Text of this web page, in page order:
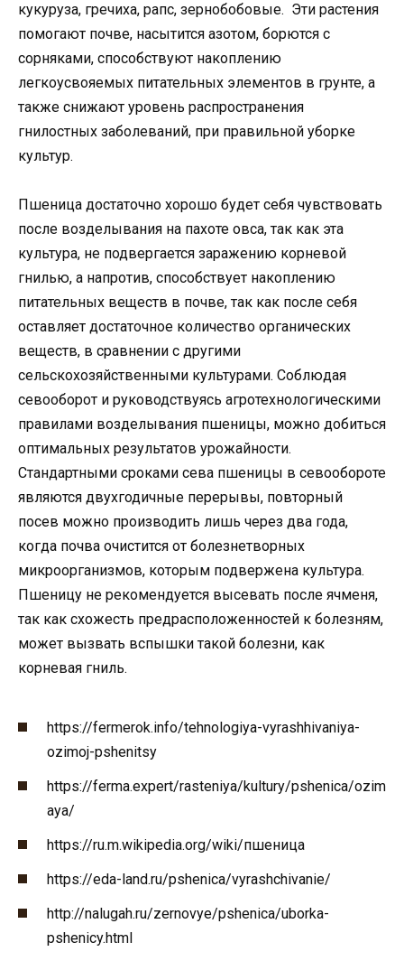
кукуруза, гречиха, рапс, зернобобовые. Эти растения
помогают почве, насытится азотом, борются с
сорняками, способствуют накоплению
легкоусвояемых питательных элементов в грунте, а
также снижают уровень распространения
гнилостных заболеваний, при правильной уборке
культур.
Пшеница достаточно хорошо будет себя чувствовать
после возделывания на пахоте овса, так как эта
культура, не подвергается заражению корневой
гнилью, а напротив, способствует накоплению
питательных веществ в почве, так как после себя
оставляет достаточное количество органических
веществ, в сравнении с другими
сельскохозяйственными культурами. Соблюдая
севооборот и руководствуясь агротехнологическими
правилами возделывания пшеницы, можно добиться
оптимальных результатов урожайности.
Стандартными сроками сева пшеницы в севообороте
являются двухгодичные перерывы, повторный
посев можно производить лишь через два года,
когда почва очистится от болезнетворных
микроорганизмов, которым подвержена культура.
Пшеницу не рекомендуется высевать после ячменя,
так как схожесть предрасположенностей к болезням,
может вызвать вспышки такой болезни, как
корневая гниль.
https://fermerok.info/tehnologiya-vyrashhivaniya-
ozimoj-pshenitsy
https://ferma.expert/rasteniya/kultury/pshenica/ozim
aya/
https://ru.m.wikipedia.org/wiki/пшеница
https://eda-land.ru/pshenica/vyrashchivanie/
http://nalugah.ru/zernovye/pshenica/uborka-
pshenicy.html